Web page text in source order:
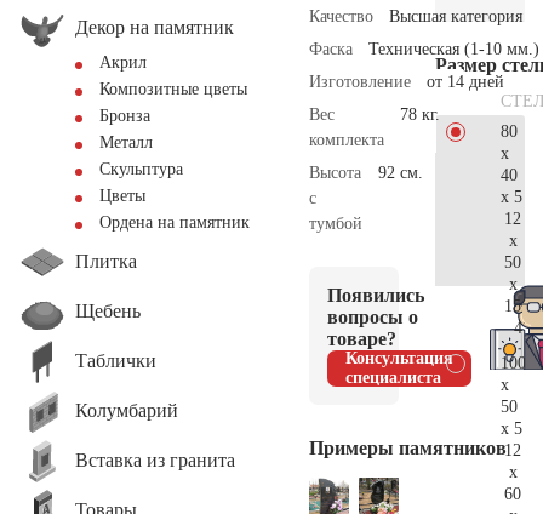
Декор на памятник
Акрил
Композитные цветы
Бронза
Металл
Скульптура
Цветы
Ордена на памятник
Плитка
Щебень
Таблички
Колумбарий
Вставка из гранита
Товары
Качество
Высшая категория
Фаска
Техническая (1-10 мм.)
Изготовление
от 14 дней
Вес
комплекта
78 кг.
Высота
с
тумбой
92 см.
Появились
вопросы о
товаре?
Консультация
специалиста
Примеры памятников
Размер
80
x
40
x 5
12
x
50
x
15
100
x
50
x 5
12
x
60